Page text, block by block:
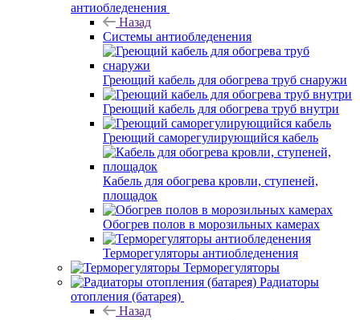
антиобледенения
Назад
Системы антиобледенения
Греющий кабель для обогрева труб снаружи
Греющий кабель для обогрева труб внутри
Греющий саморегулирующийся кабель
Кабель для обогрева кровли, ступеней,
площадок
Обогрев полов в морозильных камерах
Терморегуляторы антиобледенения
Терморегуляторы
Радиаторы
отопления (батарея)
Назад